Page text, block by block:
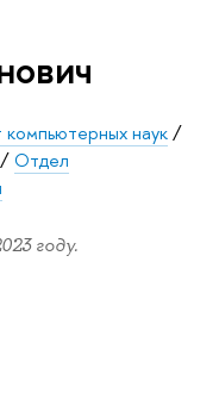
компьютерных наук/
/Отдел
году.